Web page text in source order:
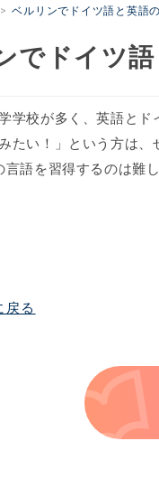
ベルリンでドイツ語と英語
でドイツ
学校が多く、英語と
たい！」という方は
語を習得するのは難
戻る